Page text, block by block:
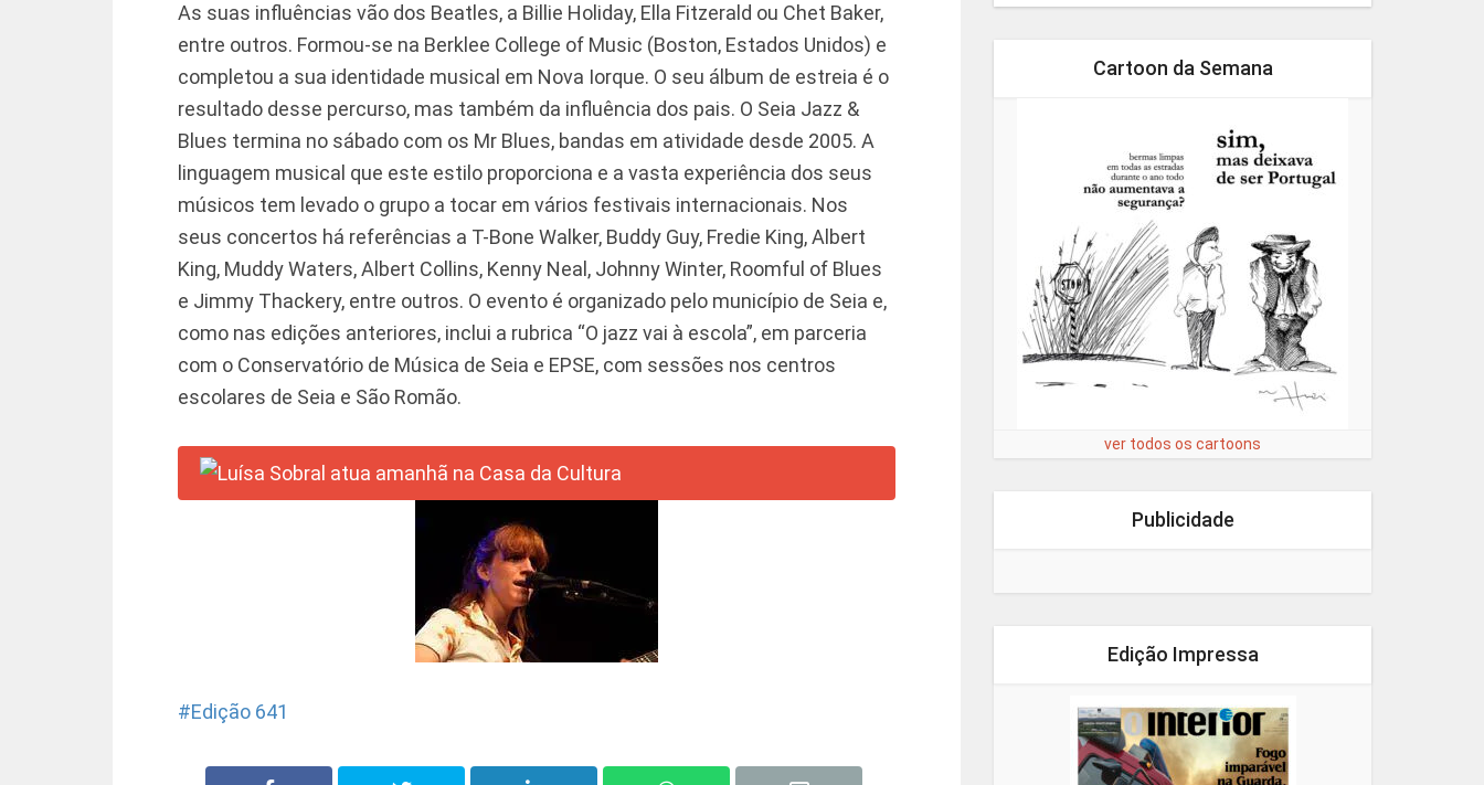
As suas influências vão dos Beatles, a Billie Holiday, Ella Fitzerald ou Chet Baker,
entre outros. Formou-se na Berklee College of Music (Boston, Estados Unidos) e
completou a sua identidade musical em Nova Iorque. O seu álbum de estreia é o
resultado desse percurso, mas também da influência dos pais. O Seia Jazz &
Blues termina no sábado com os Mr Blues, bandas em atividade desde 2005. A
linguagem musical que este estilo proporciona e a vasta experiência dos seus
músicos tem levado o grupo a tocar em vários festivais internacionais. Nos
seus concertos há referências a T-Bone Walker, Buddy Guy, Fredie King, Albert
King, Muddy Waters, Albert Collins, Kenny Neal, Johnny Winter, Roomful of Blues
e Jimmy Thackery, entre outros. O evento é organizado pelo município de Seia e,
como nas edições anteriores, inclui a rubrica “O jazz vai à escola”, em parceria
com o Conservatório de Música de Seia e EPSE, com sessões nos centros
escolares de Seia e São Romão.
Edição 641
Cartoon da Semana
ver todos os cartoons
Publicidade
Edição Impressa